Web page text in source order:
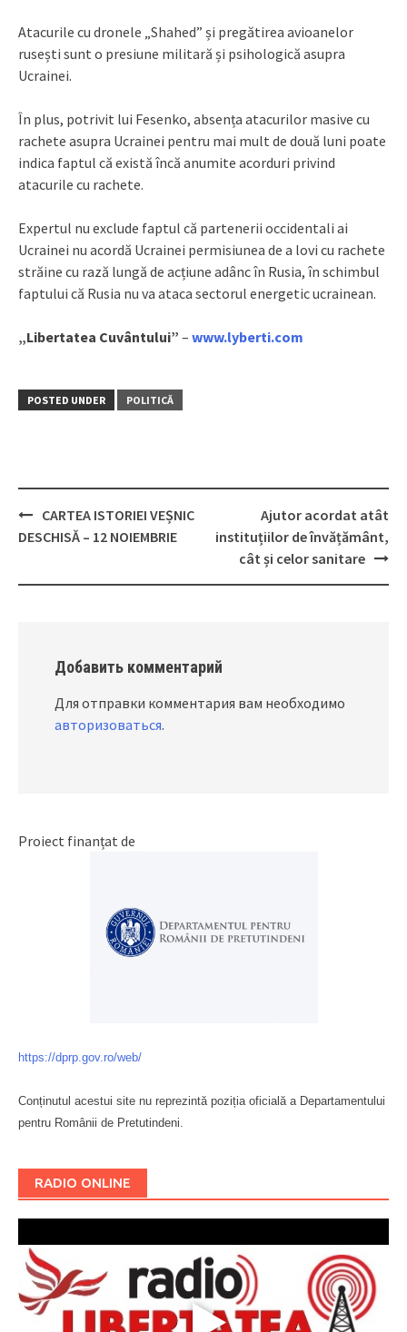
Atacurile cu dronele „Shahed” și pregătirea avioanelor
rusești sunt o presiune militară și psihologică asupra
Ucrainei.
În plus, potrivit lui Fesenko, absența atacurilor masive cu
rachete asupra Ucrainei pentru mai mult de două luni poate
indica faptul că există încă anumite acorduri privind
atacurile cu rachete.
Expertul nu exclude faptul că partenerii occidentali ai
Ucrainei nu acordă Ucrainei permisiunea de a lovi cu rachete
străine cu rază lungă de acțiune adânc în Rusia, în schimbul
faptului că Rusia nu va ataca sectorul energetic ucrainean.
„Libertatea Cuvântului” – www.lyberti.com
POSTED UNDER POLITICĂ
Post
CARTEA ISTORIEI VEȘNIC
DESCHISĂ – 12 NOIEMBRIE
Ajutor acordat atât
instituțiilor de învățământ,
cât și celor sanitare
Добавить комментарий
Для отправки комментария вам необходимо
авторизоваться.
Proiect finanțat de
https://dprp.gov.ro/web/
Conținutul acestui site nu reprezintă poziția oficială a Departamentului
pentru Românii de Pretutindeni.
RADIO ONLINE